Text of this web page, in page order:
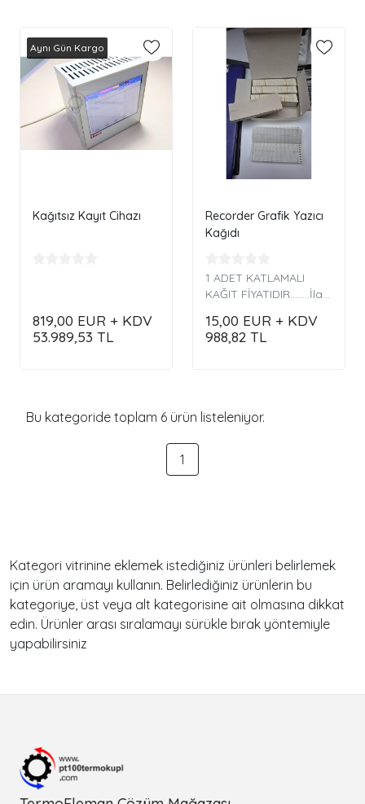
Aynı Gün Kargo
Kağıtsız Kayıt Cihazı
819,00 EUR + KDV
53.989,53 TL
Recorder Grafik Yazıcı
Kağıdı
1 ADET KATLAMALI
KAĞIT FİYATIDIR........İlaç
sektörü, Eski tip kalemli
grafik kayıt cihazları
15,00 EUR + KDV
988,82 TL
Bu kategoride toplam 6 ürün listeleniyor.
1
Kategori vitrinine eklemek istediğiniz ürünleri belirlemek
için ürün aramayı kullanın. Belirlediğiniz ürünlerin bu
kategoriye, üst veya alt kategorisine ait olmasına dikkat
edin. Ürünler arası sıralamayı sürükle bırak yöntemiyle
yapabilirsiniz